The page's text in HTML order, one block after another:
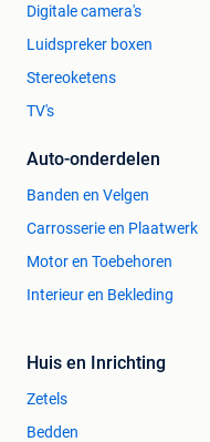
Digitale camera's
Luidspreker boxen
Stereoketens
TV's
Auto-onderdelen
Banden en Velgen
Carrosserie en Plaatwerk
Motor en Toebehoren
Interieur en Bekleding
Huis en Inrichting
Zetels
Bedden